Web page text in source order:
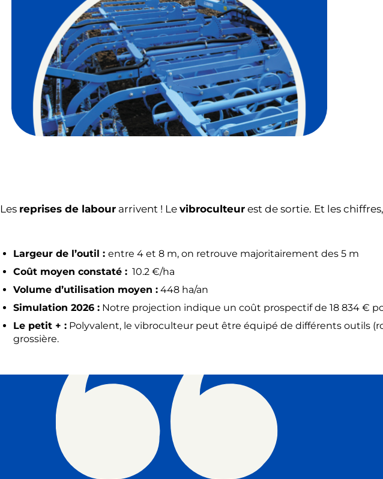
Les reprises de labour arrivent ! Le vibroculteur est de sortie. Et les
Largeur de l’outil : entre 4 et 8 m, on retrouve majoritairement des 5 m
Coût moyen constaté : 10.2 €/ha
Volume d’utilisation moyen : 448 ha/an
Simulation 2026 : Notre projection indique un coût prospectif de 18 834 €
Le petit + : Polyvalent, le vibroculteur peut être équipé de différents outils
grossière.